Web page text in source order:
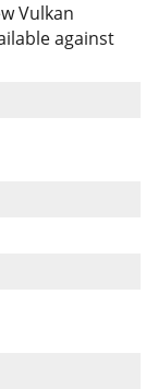
Vulkan
against